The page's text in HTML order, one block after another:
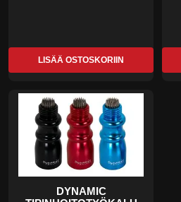
LISÄÄ OSTOSKORIIN
DYNAMIC